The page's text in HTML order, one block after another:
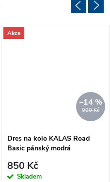
Akce
990 Kč
–14 %
Dres na kolo KALAS Road
Basic pánský modrá
850 Kč
Skladem